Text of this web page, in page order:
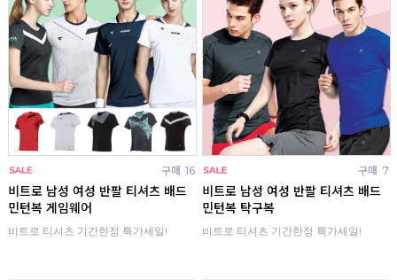
구매 16
비트로 남성 여성 반팔 티셔츠 배드
민턴복 게임웨어
비트로 티셔츠 기간한정 특가세일!
구매 7
비트로 남성 여성 반팔 티셔츠 배드
민턴복 탁구복
비트로 티셔츠 기간한정 특가세일!